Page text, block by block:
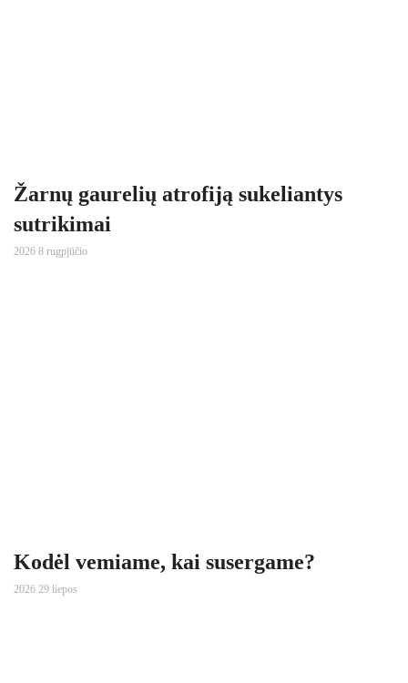
Žarnų gaurelių atrofiją sukeliantys
sutrikimai
2026 8 rugpjūčio
Kodėl vemiame, kai susergame?
2026 29 liepos